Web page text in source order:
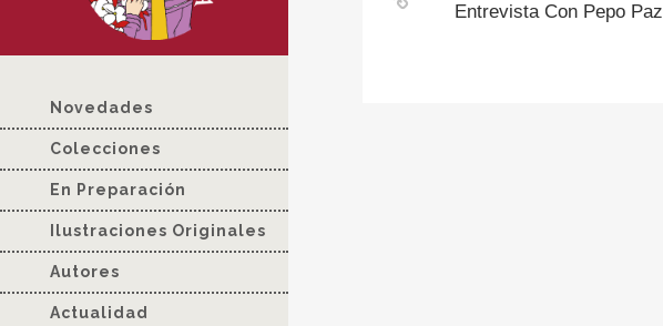
Novedades
Colecciones
En Preparación
Ilustraciones Originales
Autores
Actualidad
Entrevista Con Pepo Paz